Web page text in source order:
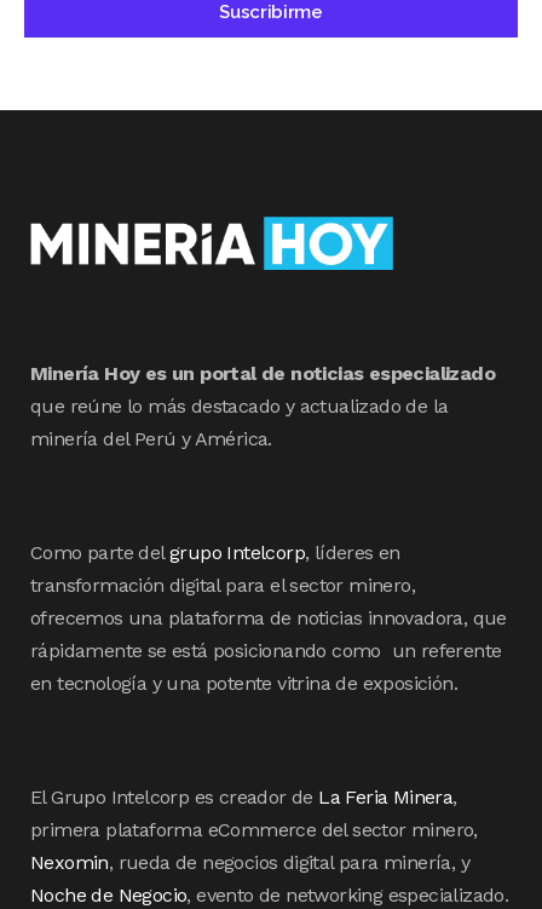
Minería Hoy es un portal de noticias especializado
que reúne lo más destacado y actualizado de la
minería del Perú y América.
Como parte delgrupo Intelcorp, líderes en
transformación digital para el sector minero,
ofrecemos una plataforma de noticias innovadora, que
rápidamente se está posicionando como un referente
en tecnología y una potente vitrina de exposición.
El Grupo Intelcorp es creador de La Feria Minera,
primera plataforma eCommerce del sector minero,
Nexomin, rueda de negocios digital para minería, y
Noche de Negocio, evento de networking especializado.